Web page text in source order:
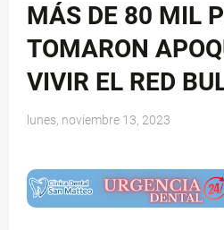
MÁS DE 80 MIL
TOMARON
VIVIR EL RED
lunes, noviembre 13, 2023